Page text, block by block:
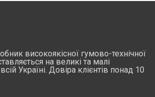
високоякісної гумово-технічної
на великі та малі
Україні. Довіра клієнтів понад 10